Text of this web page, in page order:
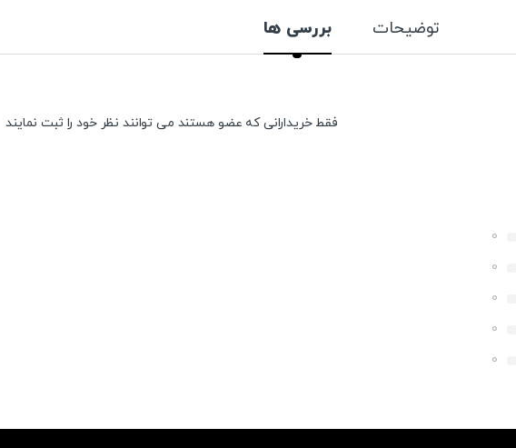
توضیحات بررسی ها
0
0
0
0
0
فقط خریدارانی که عضو هستند می توانند نظر خود را ثبت نمایند